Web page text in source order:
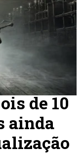
de 10
ainda